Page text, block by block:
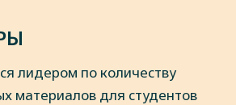
лидером по количеству
материалов для студентов